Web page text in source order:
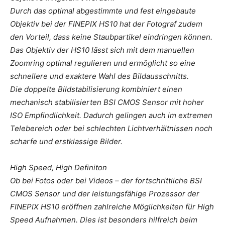
Durch das optimal abgestimmte und fest eingebaute
Objektiv bei der FINEPIX HS10 hat der Fotograf zudem
den Vorteil, dass keine Staubpartikel eindringen können.
Das Objektiv der HS10 lässt sich mit dem manuellen
Zoomring optimal regulieren und ermöglicht so eine
schnellere und exaktere Wahl des Bildausschnitts.
Die doppelte Bildstabilisierung kombiniert einen
mechanisch stabilisierten BSI CMOS Sensor mit hoher
ISO Empfindlichkeit. Dadurch gelingen auch im extremen
Telebereich oder bei schlechten Lichtverhältnissen noch
scharfe und erstklassige Bilder.
High Speed, High Definiton
Ob bei Fotos oder bei Videos – der fortschrittliche BSI
CMOS Sensor und der leistungsfähige Prozessor der
FINEPIX HS10 eröffnen zahlreiche Möglichkeiten für High
Speed Aufnahmen. Dies ist besonders hilfreich beim